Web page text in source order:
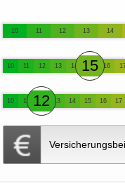
10 11 12 13 14
10 11 12 13 14 15 16
10 11 12 13 14 15 16 17